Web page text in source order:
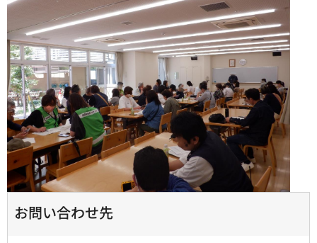
お問い合わせ先